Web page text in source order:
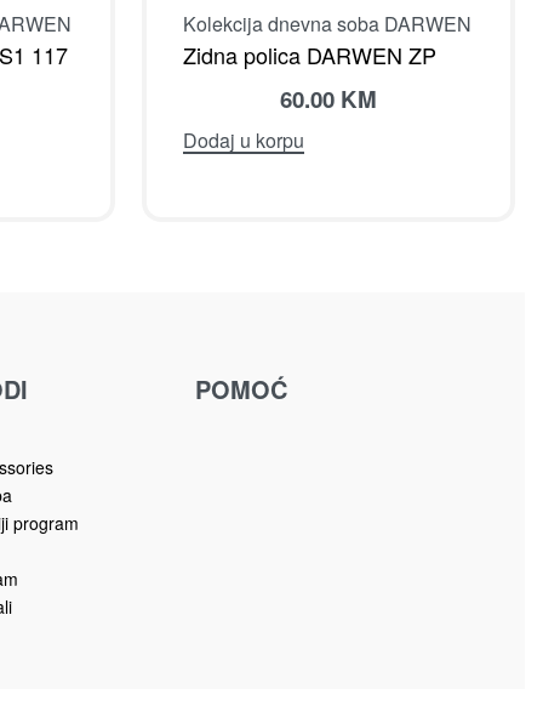
117
Kolekcija dnevna soba DARWEN
Zidna polica DARWEN ZP
60.00 KM
Dodaj u korpu
program
POMOĆ